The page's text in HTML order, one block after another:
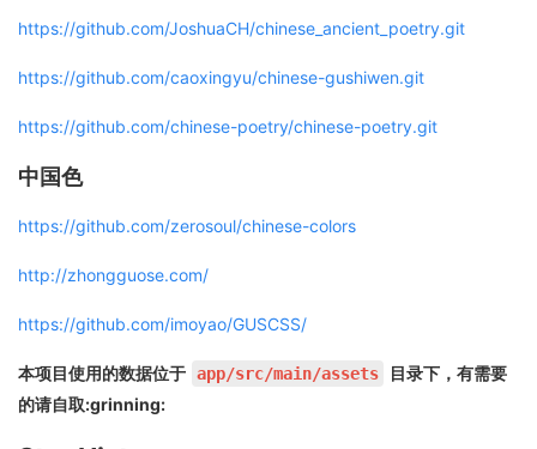
https://github.com/JoshuaCH/chinese_ancient_poetry.git
https://github.com/caoxingyu/chinese-gushiwen.git
https://github.com/chinese-poetry/chinese-poetry.git
中国色
https://github.com/zerosoul/chinese-colors
http://zhongguose.com/
https://github.com/imoyao/GUSCSS/
本项目使用的数据位于 app/src/main/assets
目录下，有需要
的请自取:grinning: